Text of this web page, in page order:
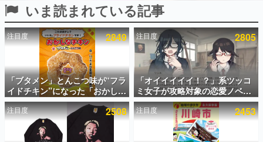
殿堂入り記事
SNS拡散数が数千以上！ ページビュー数万以上！ などな
ど。多くの人々に読まれた、電ファミ渾身の“殿堂入り”記
事をまとめました。
ゲームの企画書
名作ゲームクリエイターの方々に製作時のエピソードをお
聞きし、ヒットする企画（ゲーム）とは何か？を探ってい
きます。
赫本
この物語を解いてはいけない。『赫本』は、〈試験問題〉
の形をした短編ホラー小説集です。
いま読まれている記事
注目度 2849
「ブタメン」とんこつ味が“フラ
イドチキン”になった「おかしな
チキン」が登場。8月11日より
全国のセブンイレブンで順次発
売、 「ブタメンくん」がデザイ
ンされた専用袋が先着でついて
注目度 2805
「オイイイイイ！？」系ツッコ
ミ女子が攻略対象の恋愛ノベル
ゲーム『美術部カノジョ』
Steamストアページが公開。
「お前らーそろそろ自重しろ
ー？＾＾」暗黒微笑の夢女子
注目度 2508 注目度 2453